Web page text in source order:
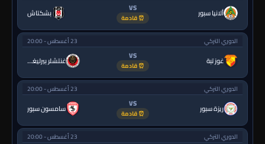
ألانيا سبور VS
⏰ قادمة بشكتاش
الدوري التركي 23 أغسطس - 20:00
غوز تبة VS
⏰ قادمة غنتشلر بيرليغي
الدوري التركي 23 أغسطس - 20:00
ريزة سبور VS
⏰ قادمة سامسون سبور
الدوري التركي 23 أغسطس - 20:00